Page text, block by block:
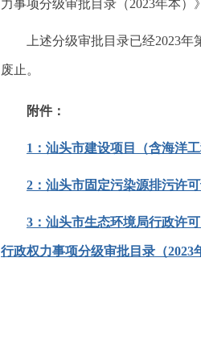
力事项分级审批目录（2023年本）
上述分级审批目录已经2023
废止。
附件：
1：汕头市建设项目（含海洋
2：汕头市固定污染源排污许
3：汕头市生态环境局行政许
行政权力事项分级审批目录（2023